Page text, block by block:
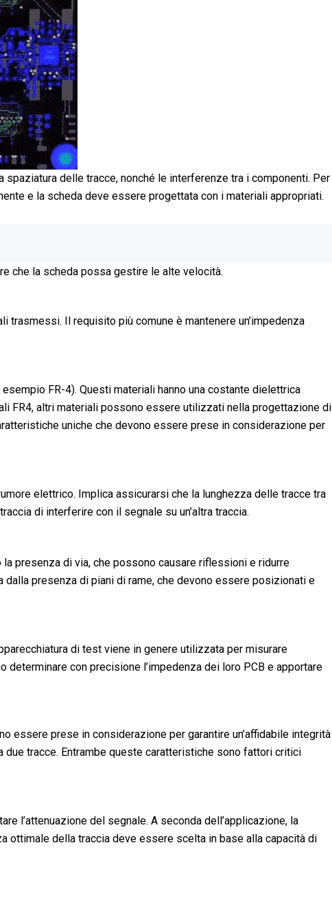
delle tracce, nonché le interferenze tra i componenti. Per
e la scheda deve essere progettata con i materiali appropriati.
che la scheda possa gestire le alte velocità.
trasmessi. Il requisito più comune è mantenere un’impedenza
FR-4). Questi materiali hanno una costante dielettrica
FR4, altri materiali possono essere utilizzati nella progettazione di
uniche che devono essere prese in considerazione per
elettrico. Implica assicurarsi che la lunghezza delle tracce tra
di interferire con il segnale su un’altra traccia.
presenza di via, che possono causare riflessioni e ridurre
presenza di piani di rame, che devono essere posizionati e
di test viene in genere utilizzata per misurare
con precisione l’impedenza dei loro PCB e apportare
essere prese in considerazione per garantire un’affidabile integrità
tracce. Entrambe queste caratteristiche sono fattori critici
l’attenuazione del segnale. A seconda dell’applicazione, la
ottimale della traccia deve essere scelta in base alla capacità di